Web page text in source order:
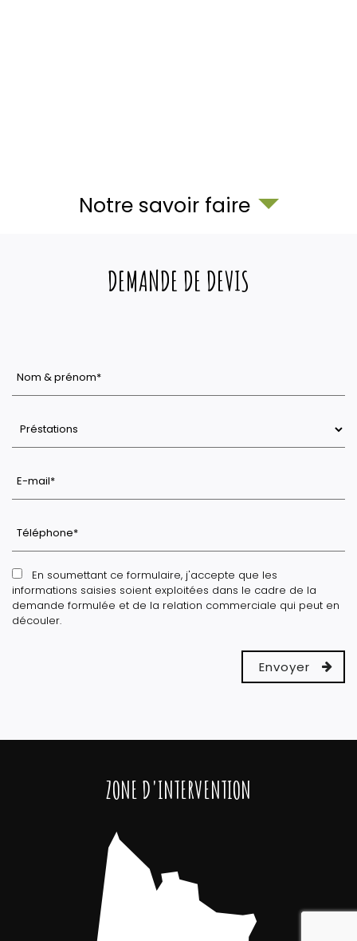
Notre savoir faire
ZONE D'INTERVENTION
DEMANDE DE DEVIS
En soumettant ce formulaire, j'accepte que les
informations saisies soient exploitées dans le cadre de la
demande formulée et de la relation commerciale qui peut en
découler.